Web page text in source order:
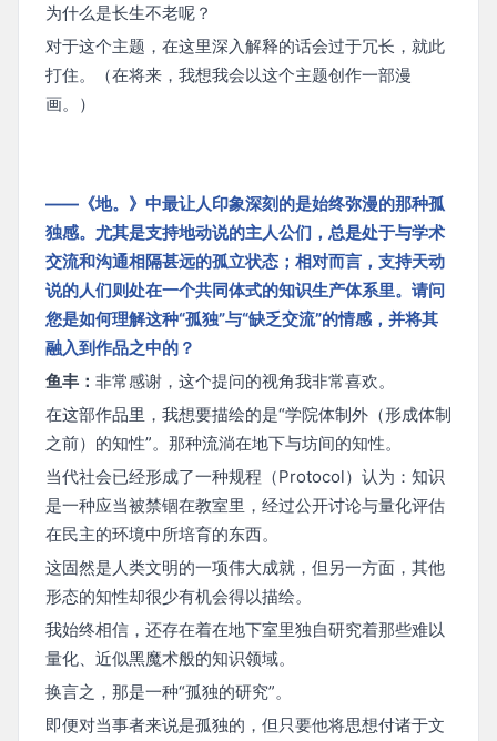
为什么是长生不老呢？
对于这个主题，在这里深入解释的话会过于冗长，就此
打住。（在将来，我想我会以这个主题创作一部漫
画。）
——《地。》中最让人印象深刻的是始终弥漫的那种孤
独感。尤其是支持地动说的主人公们，总是处于与学术
交流和沟通相隔甚远的孤立状态；相对而言，支持天动
说的人们则处在一个共同体式的知识生产体系里。请问
您是如何理解这种“孤独”与“缺乏交流”的情感，并将其
融入到作品之中的？
鱼丰： 非常感谢，这个提问的视角我非常喜欢。
在这部作品里，我想要描绘的是“学院体制外（形成体制
之前）的知性”。那种流淌在地下与坊间的知性。
当代社会已经形成了一种规程（Protocol）认为：知识
是一种应当被禁锢在教室里，经过公开讨论与量化评估
在民主的环境中所培育的东西。
这固然是人类文明的一项伟大成就，但另一方面，其他
形态的知性却很少有机会得以描绘。
我始终相信，还存在着在地下室里独自研究着那些难以
量化、近似黑魔术般的知识领域。
换言之，那是一种“孤独的研究”。
即便对当事者来说是孤独的，但只要他将思想付诸于文